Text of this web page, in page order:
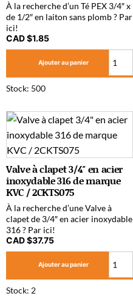
À la recherche d’un Té PEX 3/4″ x
de 1/2″ en laiton sans plomb ? Par
ici!
CAD $1.85
Ajouter au panier
Stock: 500
Valve à clapet 3/4″ en acier
inoxydable 316 de marque
KVC / 2CKTS075
À la recherche d’une Valve à
clapet de 3/4″ en acier inoxydable
316 ? Par ici!
CAD $37.75
Ajouter au panier
Stock: 2